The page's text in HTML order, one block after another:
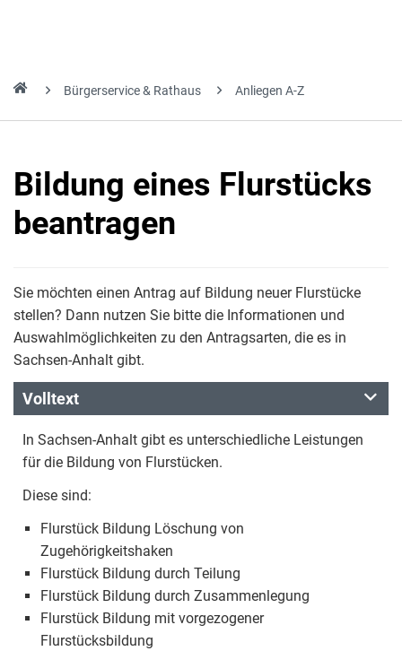
Bürgerservice & Rathaus Anliegen A-Z
Bildung eines Flurstücks
beantragen
Sie möchten einen Antrag auf Bildung neuer Flurstücke
stellen? Dann nutzen Sie bitte die Informationen und
Auswahlmöglichkeiten zu den Antragsarten, die es in
Sachsen-Anhalt gibt.
Volltext
In Sachsen-Anhalt gibt es unterschiedliche Leistungen
für die Bildung von Flurstücken.
Diese sind:
Flurstück Bildung Löschung von
Zugehörigkeitshaken
Flurstück Bildung durch Teilung
Flurstück Bildung durch Zusammenlegung
Flurstück Bildung mit vorgezogener
Flurstücksbildung